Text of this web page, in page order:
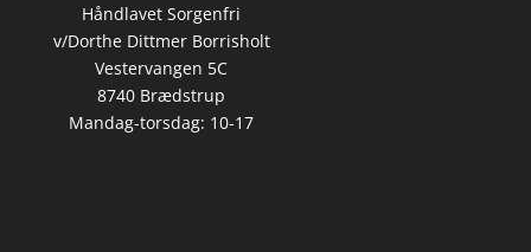
Håndlavet Sorgenfri
v/Dorthe Dittmer Borrisholt
Vestervangen 5C
8740 Brædstrup
Mandag-torsdag: 10-17